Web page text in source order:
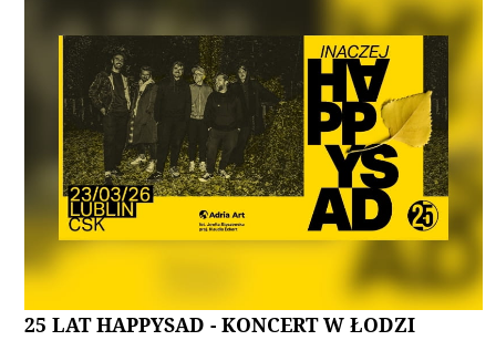
25 LAT HAPPYSAD - KONCERT W ŁODZI